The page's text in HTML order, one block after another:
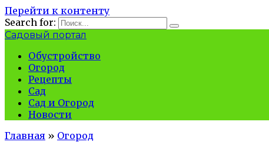
Перейти к контенту
Search for:
Садовый портал
Обустройство
Огород
Рецепты
Сад
Сад и Огород
Новости
Главная » Огород